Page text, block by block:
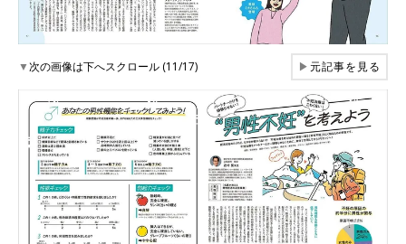
▼次の画像は下へスクロール (11/17) ▶元記事を見る